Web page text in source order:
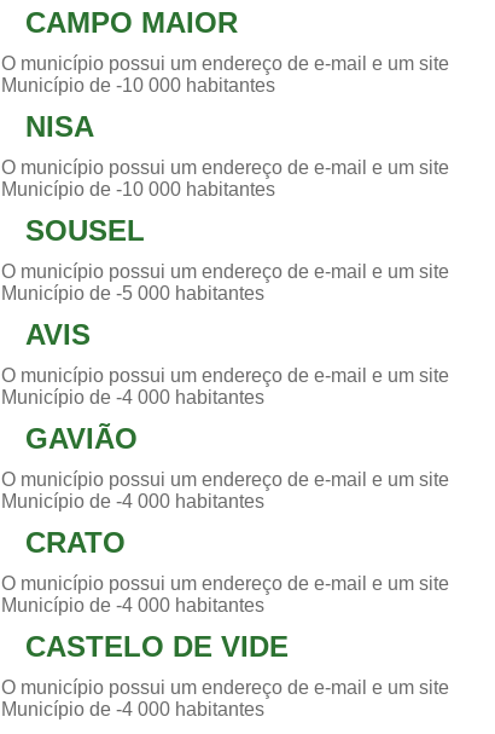
CAMPO MAIOR
O município possui um endereço de e-mail e um site
Município de -10 000 habitantes
NISA
O município possui um endereço de e-mail e um site
Município de -10 000 habitantes
SOUSEL
O município possui um endereço de e-mail e um site
Município de -5 000 habitantes
AVIS
O município possui um endereço de e-mail e um site
Município de -4 000 habitantes
GAVIÃO
O município possui um endereço de e-mail e um site
Município de -4 000 habitantes
CRATO
O município possui um endereço de e-mail e um site
Município de -4 000 habitantes
CASTELO DE VIDE
O município possui um endereço de e-mail e um site
Município de -4 000 habitantes